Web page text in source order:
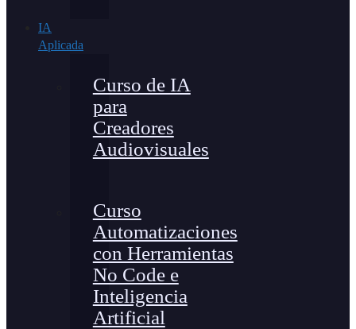
IA
Aplicada
Curso de IA
para
Creadores
Audiovisuales
Curso
Automatizaciones
con Herramientas
No Code e
Inteligencia
Artificial